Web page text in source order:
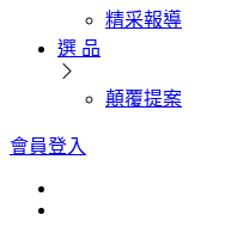
精采報導
選 品
顛覆提案
會員登入